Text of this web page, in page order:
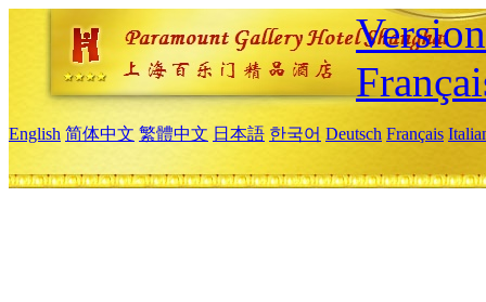
English 简体中文 繁體中文 日本語 한국어 Deutsch Français